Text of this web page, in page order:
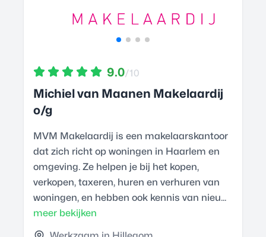
9.0/10
Michiel van Maanen Makelaardij
o/g
MVM Makelaardij is een makelaarskantoor
dat zich richt op woningen in Haarlem en
omgeving. Ze helpen je bij het kopen,
verkopen, taxeren, huren en verhuren van
woningen, en hebben ook kennis van nieu...
meer bekijken